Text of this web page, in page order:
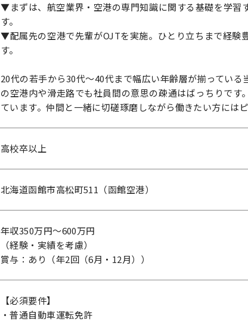
▼まずは、航空業界・空港の専門知識に関する基礎を学習
す。
▼配属先の空港で先輩がOJTを実施。ひとり立ちまで経験
す。
20代の若手から30代～40代まで幅広い年齢層が揃ってい
の空港内や滑走路でも社員間の意思の疎通はばっちりです
ています。仲間と一緒に切磋琢磨しながら働きたい方には
高校卒以上
北海道函館市高松町511（函館空港）
年収350万円～600万円
（経験・実績を考慮）
賞与：あり（年2回（6月・12月））
【必須要件】
・普通自動車運転免許